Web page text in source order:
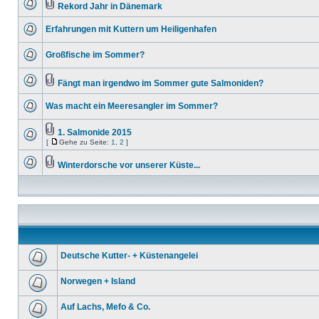
Rekord Jahr in Dänemark
Erfahrungen mit Kuttern um Heiligenhafen
Großfische im Sommer?
Fängt man irgendwo im Sommer gute Salmoniden?
Was macht ein Meeresangler im Sommer?
1. Salmonide 2015
[ Gehe zu Seite: 1 2 ]
Winterdorsche vor unserer Küste...
Deutsche Kutter- + Küstenangelei
Norwegen + Island
Auf Lachs, Mefo & Co.